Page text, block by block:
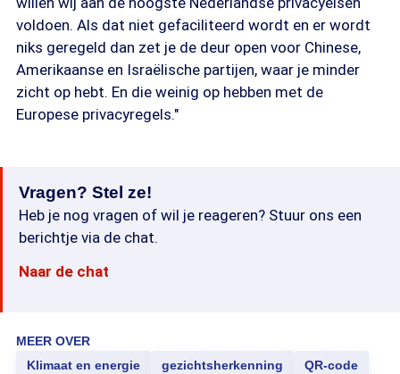
voldoen. Als dat niet gefaciliteerd wordt en er wordt
niks geregeld dan zet je de deur open voor Chinese,
Amerikaanse en Israëlische partijen, waar je minder
zicht op hebt. En die weinig op hebben met de
Europese privacyregels."
Vragen? Stel ze!
Heb je nog vragen of wil je reageren? Stuur ons een
berichtje via de chat.
Naar de chat
MEER OVER
Klimaat en energie
gezichtsherkenning QR-code